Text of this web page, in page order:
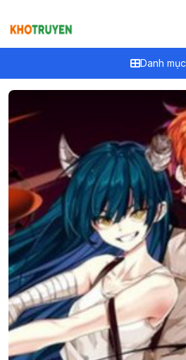
Danh mục